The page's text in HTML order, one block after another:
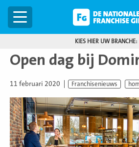
Menu
KIES HIER UW BRANCHE:
Open dag bij
11 februari 2020 Franchisenieuws